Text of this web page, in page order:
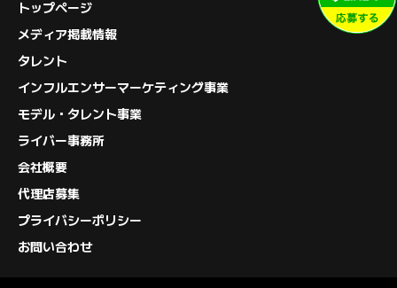
トップページ
メディア掲載情報
タレント
インフルエンサーマーケティング事業
モデル・タレント事業
ライバー事務所
会社概要
代理店募集
プライバシーポリシー
お問い合わせ